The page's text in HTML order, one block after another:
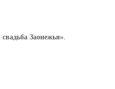
свадьба Заонежья»